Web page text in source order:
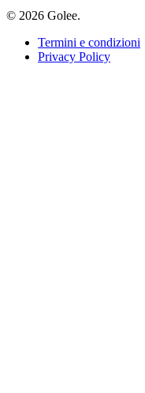
© 2026 Golee.
Termini e condizioni
Privacy Policy